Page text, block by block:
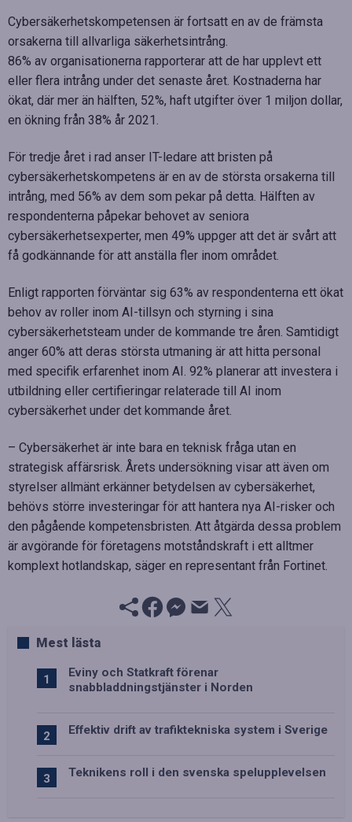
Cybersäkerhetskompetensen är fortsatt en av de främsta
orsakerna till allvarliga säkerhetsintrång.
86% av organisationerna rapporterar att de har upplevt ett
eller flera intrång under det senaste året. Kostnaderna har
ökat, där mer än hälften, 52%, haft utgifter över 1 miljon dollar,
en ökning från 38% år 2021.
För tredje året i rad anser IT-ledare att bristen på
cybersäkerhetskompetens är en av de största orsakerna till
intrång, med 56% av dem som pekar på detta. Hälften av
respondenterna påpekar behovet av seniora
cybersäkerhetsexperter, men 49% uppger att det är svårt att
få godkännande för att anställa fler inom området.
Enligt rapporten förväntar sig 63% av respondenterna ett ökat
behov av roller inom AI-tillsyn och styrning i sina
cybersäkerhetsteam under de kommande tre åren. Samtidigt
anger 60% att deras största utmaning är att hitta personal
med specifik erfarenhet inom AI. 92% planerar att investera i
utbildning eller certifieringar relaterade till AI inom
cybersäkerhet under det kommande året.
– Cybersäkerhet är inte bara en teknisk fråga utan en
strategisk affärsrisk. Årets undersökning visar att även om
styrelser allmänt erkänner betydelsen av cybersäkerhet,
behövs större investeringar för att hantera nya AI-risker och
den pågående kompetensbristen. Att åtgärda dessa problem
är avgörande för företagens motståndskraft i ett alltmer
komplext hotlandskap, säger en representant från Fortinet.
Mest lästa
Eviny och Statkraft förenar
snabbladdningstjänster i Norden
Effektiv drift av trafiktekniska system i Sverige
Teknikens roll i den svenska spelupplevelsen